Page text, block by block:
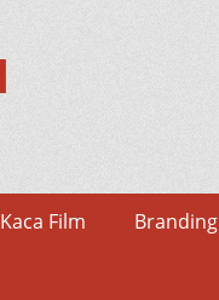
Kaca Film Branding